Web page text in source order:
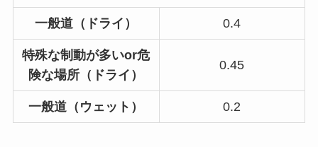
一般道（ドライ） 0.4
特殊な制動が多いor危
険な場所（ドライ）
0.45
一般道（ウェット） 0.2